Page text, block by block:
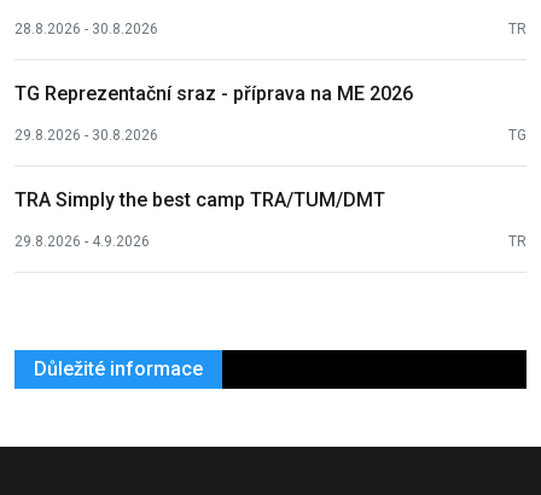
28.8.2026 - 30.8.2026 TR
TG Reprezentační sraz - příprava na ME 2026
29.8.2026 - 30.8.2026 TG
TRA Simply the best camp TRA/TUM/DMT
29.8.2026 - 4.9.2026 TR
Důležité informace